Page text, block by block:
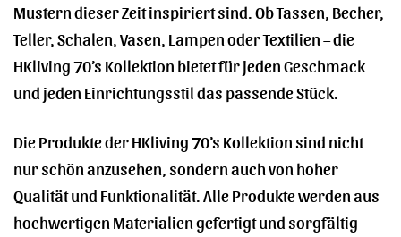
Mustern dieser Zeit inspiriert sind. Ob Tassen, Becher,
Teller, Schalen, Vasen, Lampen oder Textilien – die
HKliving 70’s Kollektion bietet für jeden Geschmack
und jeden Einrichtungsstil das passende Stück.
Die Produkte der HKliving 70’s Kollektion sind nicht
nur schön anzusehen, sondern auch von hoher
Qualität und Funktionalität. Alle Produkte werden aus
hochwertigen Materialien gefertigt und sorgfältig